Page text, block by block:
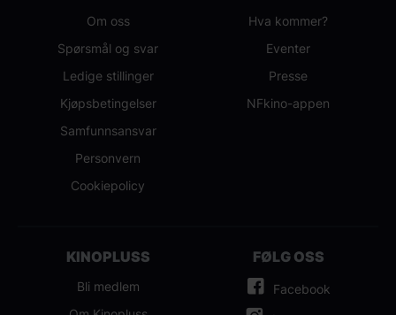
Om oss
Spørsmål og svar
Ledige stillinger
Kjøpsbetingelser
Samfunnsansvar
Personvern
Cookiepolicy
Hva kommer?
Eventer
Presse
NFkino-appen
KINOPLUSS
Bli medlem
FØLG OSS
Facebook